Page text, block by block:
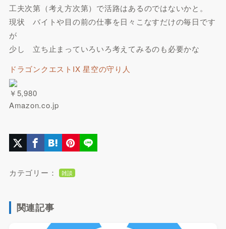
工夫次第（考え方次第）で活路はあるのではないかと。
現状 バイトや目の前の仕事を日々こなすだけの毎日です
が
少し 立ち止まっていろいろ考えてみるのも必要かな
ドラゴンクエストIX 星空の守り人
￥5,980
Amazon.co.jp
カテゴリー： 雑談
関連記事